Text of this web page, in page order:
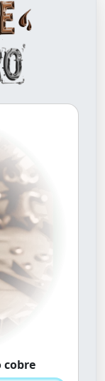
cobre